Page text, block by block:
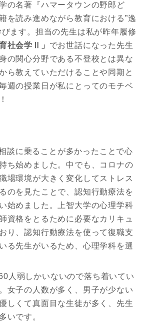
の名著『ハマータウンの野郎ど
を読み進めながら教育における”逸
びます。担当の先生は私が昨年履修
育社会学Ⅱ」 でお世話になった先生
の関心分野である不登校とは異な
ら教えていただけることや同期と
週の授業日が私にとってのモチベ
談に乗ることが多かったことで心
ち始めました。中でも、コロナの
場環境が大きく変化してストレス
のを見たことで、認知行動療法を
始めました。上智大学の心理学科
資格をとるために必要なカリキュ
り、認知行動療法を使って復職支
る先生がいるため、心理学科を選
人弱しかいないので落ち着いてい
女子の人数が多く、男子が少ない
しくて真面目な生徒が多く、先生
いです。